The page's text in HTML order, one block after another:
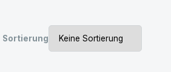
Sortierung